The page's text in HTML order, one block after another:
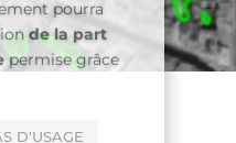
concernait
des
de